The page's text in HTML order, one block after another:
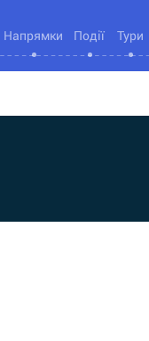
Напрямки Події Тури